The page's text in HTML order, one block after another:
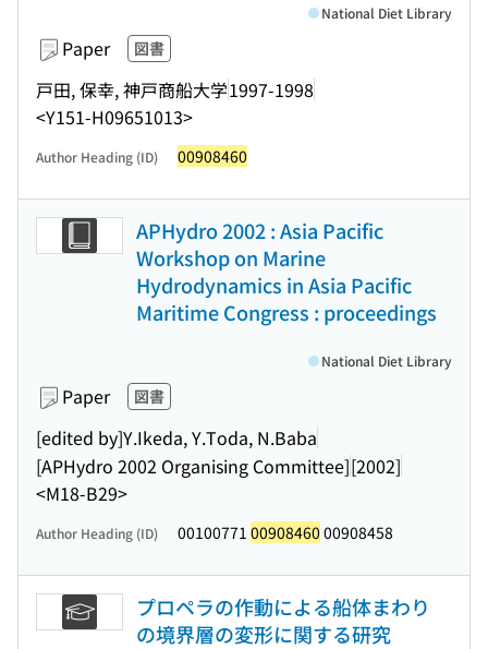
Paper 図書
戸田, 保幸, 神戸商船大学1997-1998
<Y151-H09651013>
National Diet Library
Author Heading (ID) 00908460
APHydro 2002 : Asia Pacific
Workshop on Marine
Hydrodynamics in Asia Pacific
Maritime Congress : proceedings
Paper 図書
[edited by]Y.Ikeda, Y.Toda, N.Baba
[APHydro 2002 Organising Committee][2002]
<M18-B29>
National Diet Library
Author Heading (ID) 00100771 00908460 00908458
プロペラの作動による船体まわり
の境界層の変形に関する研究